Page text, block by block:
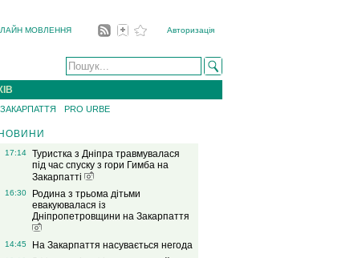
МОВЛЕННЯ Авторизація
PRO URBE
НОВИНИ
17:14
Туристка з Дніпра травмувалася
під час спуску з гори Гимба на
Закарпатті
16:30
Родина з трьома дітьми
евакуювалася із
Дніпропетровщини на Закарпаття
14:45 На Закарпаття насувається негода